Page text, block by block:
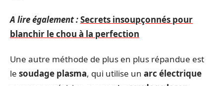
A lire également :Secrets insoupçonnés pour
blanchir le chou à la perfection
Une autre méthode de plus en plus répandue est
le soudage plasma, qui utilise un arc électrique